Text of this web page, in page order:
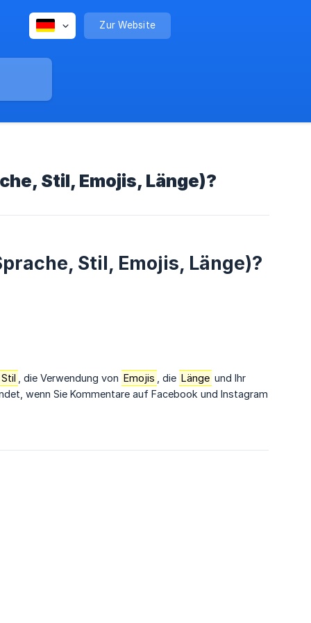
Zur Website
Stil, Emojis, Länge)?
Stil, Emojis, Länge)?
Stil , die Verwendung von Emojis , die Länge und Ihr
wenn Sie Kommentare auf Facebook und Instagram